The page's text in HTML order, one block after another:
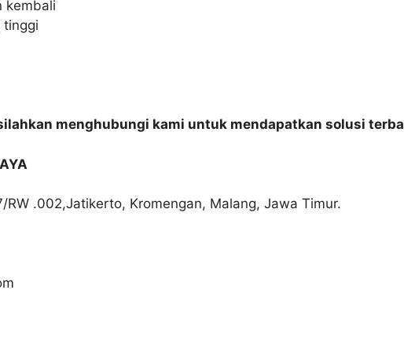
kembali
tinggi
menghubungi kami untuk mendapatkan solusi
RW .002,Jatikerto, Kromengan, Malang, Jawa Timur.